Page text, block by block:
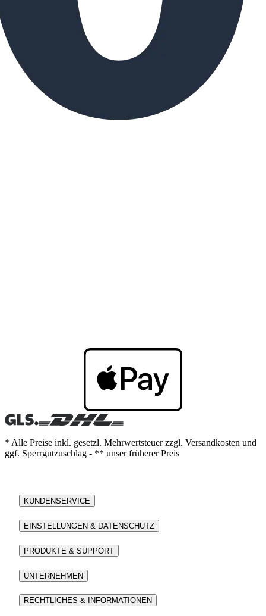
* Alle Preise inkl. gesetzl. Mehrwertsteuer zzgl. Versandkosten und
ggf. Sperrgutzuschlag - ** unser früherer Preis
KUNDENSERVICE
EINSTELLUNGEN & DATENSCHUTZ
PRODUKTE & SUPPORT
UNTERNEHMEN
RECHTLICHES & INFORMATIONEN